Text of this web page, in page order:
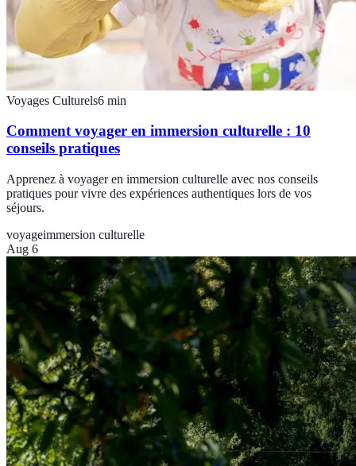
Voyages Culturels6 min
Comment voyager en immersion culturelle : 10
conseils pratiques
Apprenez à voyager en immersion culturelle avec nos conseils
pratiques pour vivre des expériences authentiques lors de vos
séjours.
voyageimmersion culturelle
Aug 6